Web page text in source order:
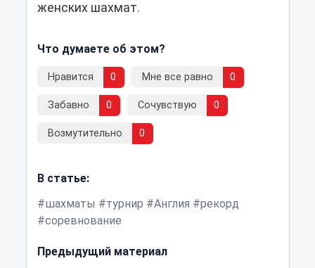
женских шахмат.
Что думаете об этом?
Нравится 0 Мне все равно 0
Забавно 0 Сочувствую 0
Возмутительно 0
В статье:
шахматы
турнир Англия
рекорд
соревнование
Предыдущий материал